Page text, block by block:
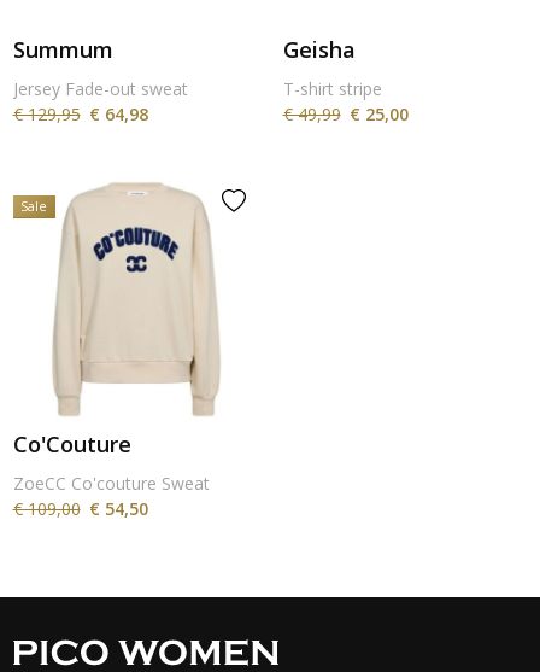
Summum
Jersey Fade-out sweat
€ 129,95 € 64,98
Geisha
T-shirt stripe
€ 49,99 € 25,00
Sale
Co'Couture
ZoeCC Co'couture Sweat
€ 109,00 € 54,50